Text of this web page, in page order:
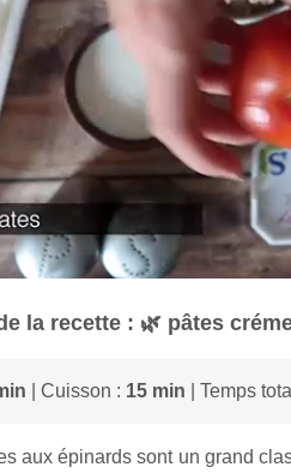
la recette : 🌿 pâtes
| Cuisson : 15 min | Temps
aux épinards sont un grand